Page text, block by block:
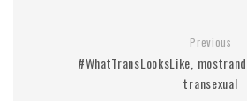
Previous
#WhatTransLooksLike,
transexual